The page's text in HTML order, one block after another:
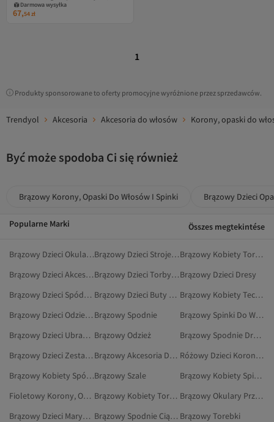
spinka do włosów
Darmowa wysyłka
67,54zł
1
Produkty sponsorowane to oferty promocyjne wyróżnione przez sprzedawców.
Trendyol Akcesoria Akcesoria do włosów Korony, opaski do
Być może spodoba Ci się również
Brązowy Korony, Opaski Do Włosów I Spinki Brązowy Dzieci
Popularne Marki Összes megtekintése
Brązowy Dzieci Okulary I Akcesoria Do Okularów Brązowy Dzieci Stroje Kąpielowe
Brązowy Kobiety Torebki
Brązowy Dzieci Akcesoria
Brązowy Dzieci Torby I TorebkiBrązowy Dzieci Dresy
Brązowy Dzieci Spódnice
Brązowy Dzieci Buty Na Co Dzień
Brązowy Kobiety Teczki I Kopertówki
Brązowy Dzieci Odzież Domowa Brązowy Spodnie
Brązowy Spinki Do Włosów
Brązowy Dzieci Ubranka Dla Niemowląt Brązowy Odzież
Brązowy Spodnie Dresowe
Brązowy Dzieci Zestawy Dla Niemowląt
Brązowy Akcesoria Do Włosów
Różowy Dzieci Korony, Opaski Do Włosów I Spinki
Brązowy Kobiety SpódniceBrązowy Szale
Brązowy Kobiety Spinki Do Włosów
Fioletowy Korony, Opaski Do Włosów I Spinki
Brązowy Kobiety Torebki Na Ramię
Brązowy Okulary Przeciwsłoneczne
Brązowy Dzieci Marynarki I Kamizelki
Brązowy Spodnie Ciążowe Brązowy Torebki